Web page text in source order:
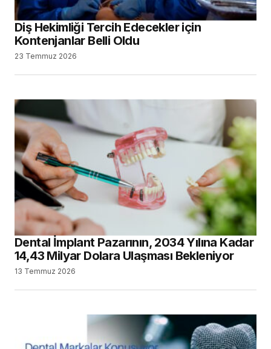
Diş Hekimliği Tercih Edecekler için
Kontenjanlar Belli Oldu
23 Temmuz 2026
Dental İmplant Pazarının, 2034 Yılına Kadar
14,43 Milyar Dolara Ulaşması Bekleniyor
13 Temmuz 2026